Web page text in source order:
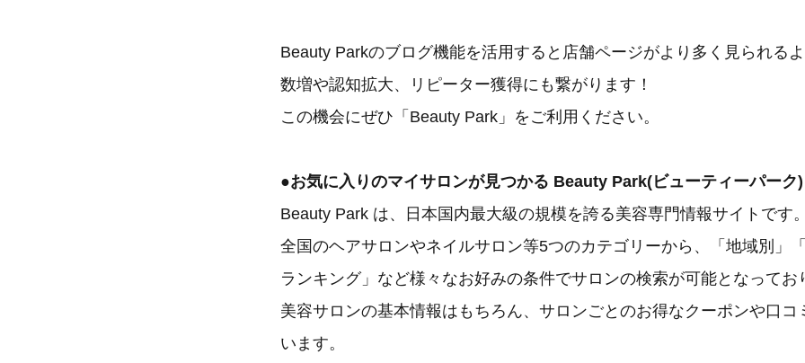
Beauty Parkのブログ機能を活用すると店舗ページがより多く見られる
数増や認知拡大、リピーター獲得にも繋がります！
この機会にぜひ「Beauty Park」をご利用ください。
●お気に入りのマイサロンが見つかる Beauty Park(ビューティーパーク)
Beauty Park は、日本国内最大級の規模を誇る美容専門情報サイトです
全国のヘアサロンやネイルサロン等5つのカテゴリーから、「地域別」
ランキング」など様々なお好みの条件でサロンの検索が可能となってお
美容サロンの基本情報はもちろん、サロンごとのお得なクーポンや口コ
います。